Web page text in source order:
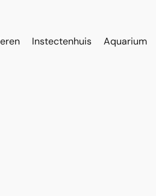
Instectenhuis Aquarium